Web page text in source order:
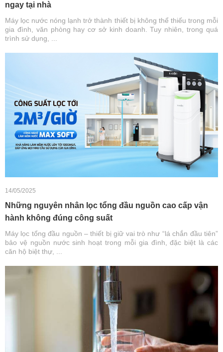
ngay tại nhà
Máy lọc nước nóng lạnh trở thành thiết bị không thể thiếu trong mỗi
gia đình, văn phòng hay cơ sở kinh doanh. Tuy nhiên, trong quá
trình sử dụng, ...
14/05/2025
Những nguyên nhân lọc tổng đầu nguồn cao cấp vận
hành không đúng công suất
Máy lọc tổng đầu nguồn – thiết bị giữ vai trò như “lá chắn đầu tiên”
bảo vệ nguồn nước sinh hoạt trong mỗi gia đình, đặc biệt là các
căn hộ biệt thự, ...